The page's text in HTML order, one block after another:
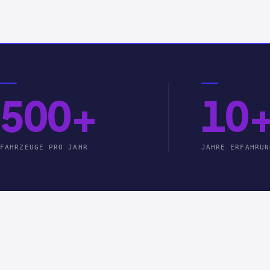
500+
FAHRZEUGE PRO JAHR JAHRE